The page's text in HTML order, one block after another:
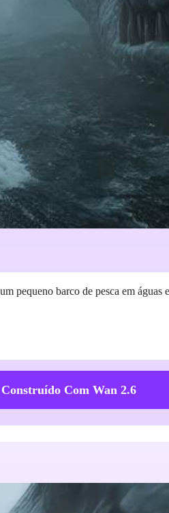
pequeno barco de pesca em águas
Construído Com Wan 2.6